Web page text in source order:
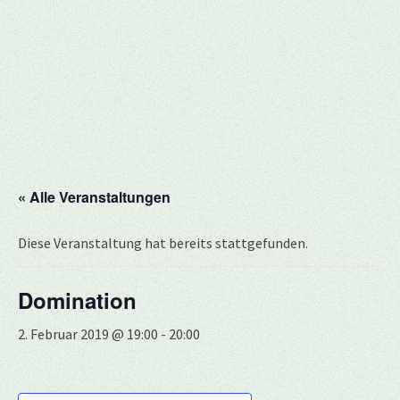
« Alle Veranstaltungen
Diese Veranstaltung hat bereits stattgefunden.
Domination
2. Februar 2019 @ 19:00 - 20:00